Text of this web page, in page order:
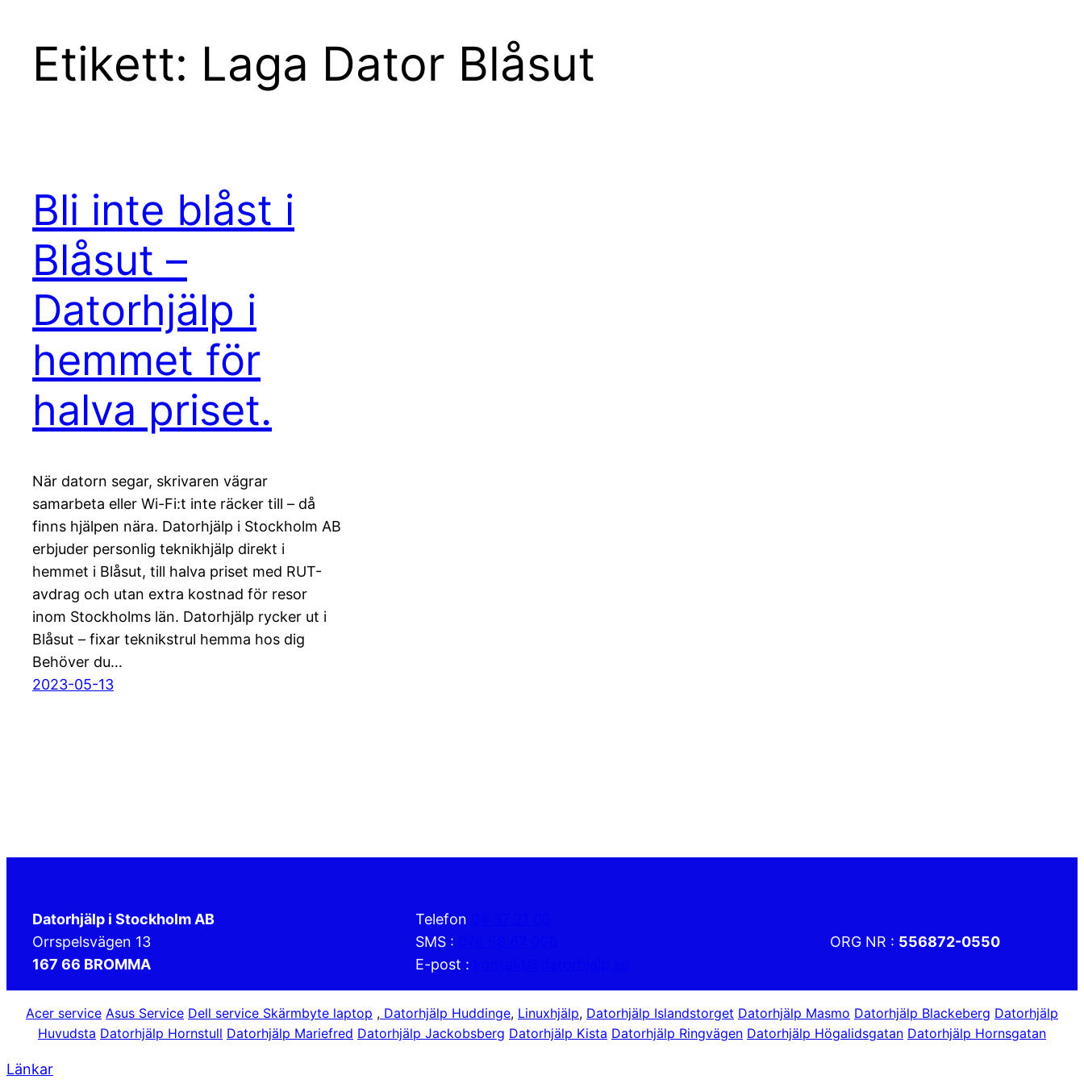
Etikett: Laga Dator Blåsut
Bli inte blåst i
Blåsut –
Datorhjälp i
hemmet för
halva priset.
När datorn segar, skrivaren vägrar
samarbeta eller Wi-Fi:t inte räcker till – då
finns hjälpen nära. Datorhjälp i Stockholm AB
erbjuder personlig teknikhjälp direkt i
hemmet i Blåsut, till halva priset med RUT-
avdrag och utan extra kostnad för resor
inom Stockholms län. Datorhjälp rycker ut i
Blåsut – fixar teknikstrul hemma hos dig
Behöver du…
2023-05-13
Datorhjälp i Stockholm AB
Orrspelsvägen 13
167 66 BROMMA
Telefon
SMS :
E-post :
ORG NR : 556872-0550
Acer service Asus Service Dell service Skärmbyte laptop , Datorhjälp Huddinge, Linuxhjälp, Datorhjälp Islandstorget Datorhjälp Masmo Datorhjälp Blackeberg Datorhjälp
Huvudsta Datorhjälp Hornstull Datorhjälp Mariefred Datorhjälp Jackobsberg Datorhjälp Kista Datorhjälp Ringvägen Datorhjälp Högalidsgatan Datorhjälp Hornsgatan
Länkar